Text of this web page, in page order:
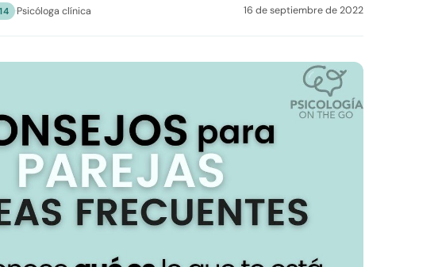
·Psicóloga clínica 16 de septiembre de 2022